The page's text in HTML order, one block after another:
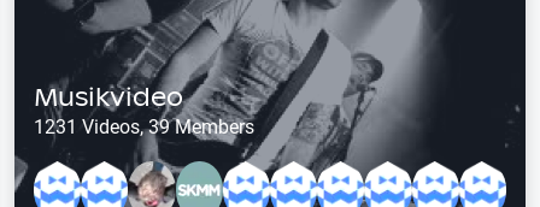
Musikvideo
1231 Videos, 39 Members